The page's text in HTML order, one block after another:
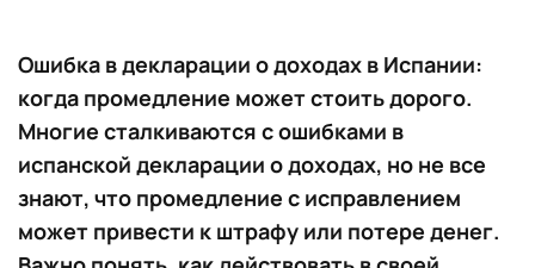
Ошибка в декларации о доходах в Испании:
когда промедление может стоить дорого.
Многие сталкиваются с ошибками в
испанской декларации о доходах, но не все
знают, что промедление с исправлением
может привести к штрафу или потере денег.